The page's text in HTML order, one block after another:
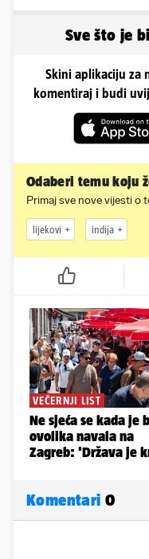
Sve što je
Skini aplikaciju za
komentiraj i budi
Odaberi temu koju
Primaj sve nove vijesti o
lijekovi indija
Komentari 0